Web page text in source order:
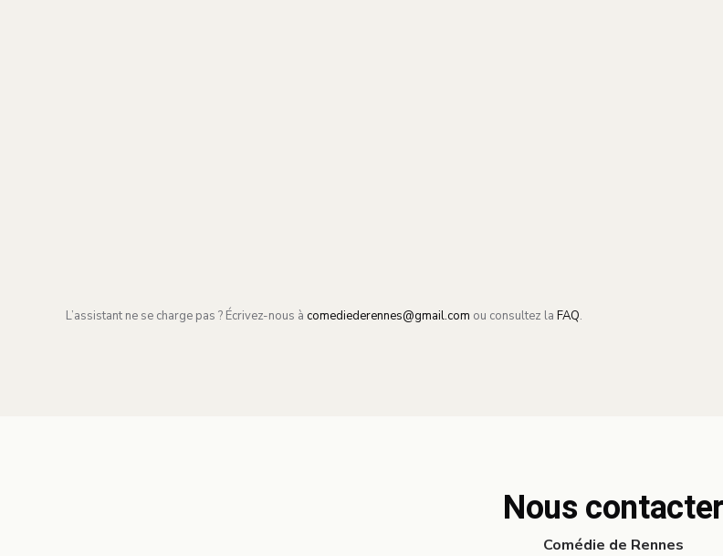
L’assistant ne se charge pas ? Écrivez-nous à comediederennes@gmail.com ou consultez la FAQ.
Nous contacter
Comédie de Rennes